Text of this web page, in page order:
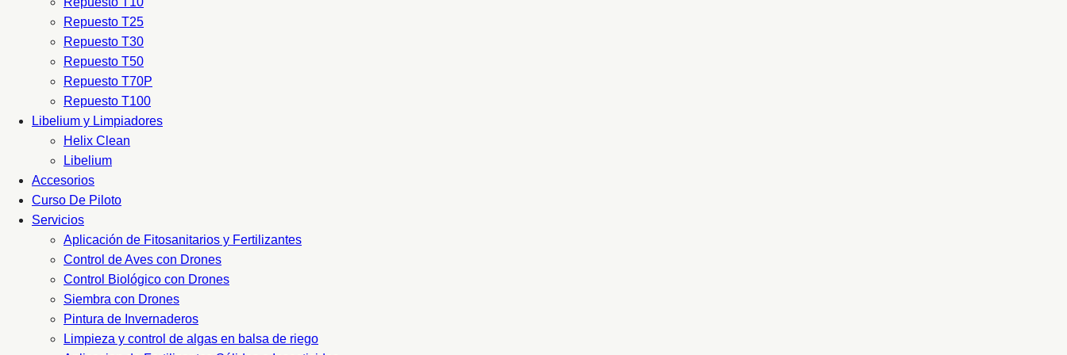
Repuesto T25
Repuesto T30
Repuesto T50
Repuesto T70P
Repuesto T100
Libelium y Limpiadores
Helix Clean
Libelium
Accesorios
Curso De Piloto
Servicios
Aplicación de Fitosanitarios y Fertilizantes
Control de Aves con Drones
Control Biológico con Drones
Siembra con Drones
Pintura de Invernaderos
Limpieza y control de algas en balsa de riego